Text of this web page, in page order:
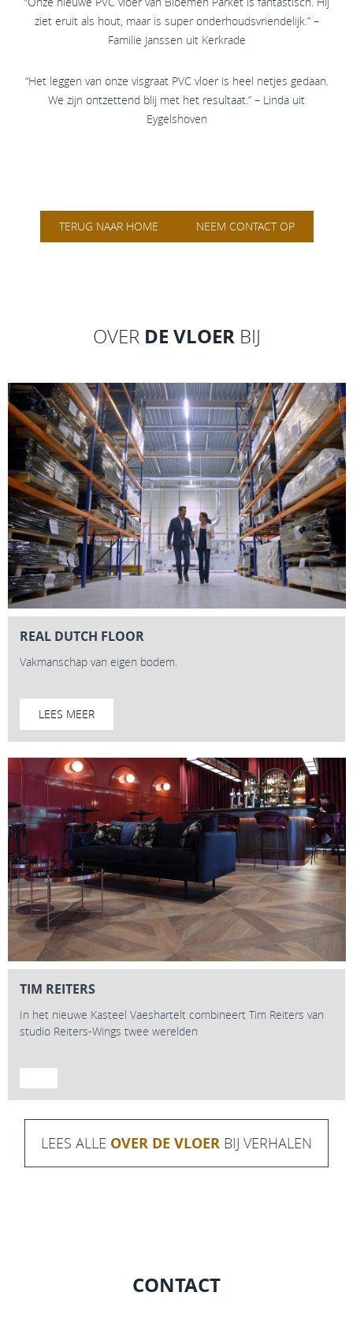
ziet eruit als hout, maar is super onderhoudsvriendelijk.” –
Familie Janssen uit Kerkrade
“Het leggen van onze visgraat PVC vloer is heel netjes gedaan.
We zijn ontzettend blij met het resultaat.” – Linda uit
Eygelshoven
TERUG NAAR HOME NEEM CONTACT OP
OVER DE VLOERBIJ
REAL DUTCH FLOOR
Vakmanschap van eigen bodem.
LEES MEER
TIM REITERS
In het nieuwe Kasteel Vaeshartelt combineert Tim Reiters van
studio Reiters-Wings twee werelden
LEES ALLE OVER DE VLOER BIJ VERHALEN
CONTACT